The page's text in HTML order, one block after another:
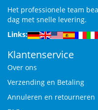
Het professionele team
dag met snelle levering.
Links:
Klantenservice
Over ons
Verzending en Betaling
Annuleren en retourneren